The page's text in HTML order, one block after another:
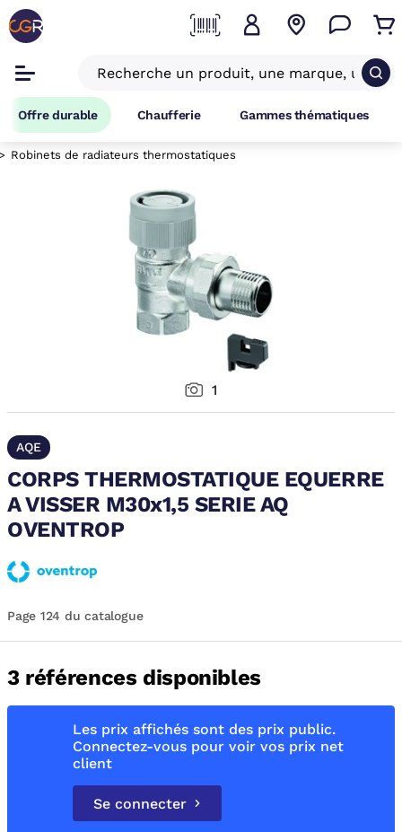
Offre durable Chaufferie Gammes thématiques
Robinets de radiateurs thermostatiques
1
AQE
CORPS THERMOSTATIQUE EQUERRE
A VISSER M30x1,5 SERIE AQ
OVENTROP
Page 124 du catalogue
3 références disponibles
Les prix affichés sont des prix public.
Connectez-vous pour voir vos prix net
client
Se connecter